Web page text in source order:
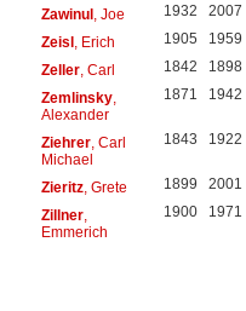
Zawinul, Joe 1932 2007
Zeisl, Erich 1905 1959
Zeller, Carl 1842 1898
Zemlinsky,
Alexander
1871 1942
Ziehrer, Carl
Michael
1843 1922
Zieritz, Grete 1899 2001
Zillner,
Emmerich
1900 1971